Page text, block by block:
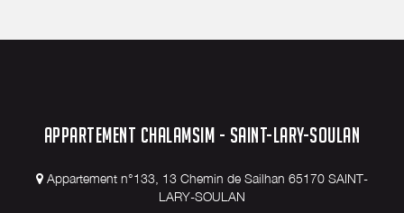
APPARTEMENT CHALAMSIM - SAINT-LARY-SOULAN
Appartement n°133, 13 Chemin de Sailhan 65170 SAINT-
LARY-SOULAN